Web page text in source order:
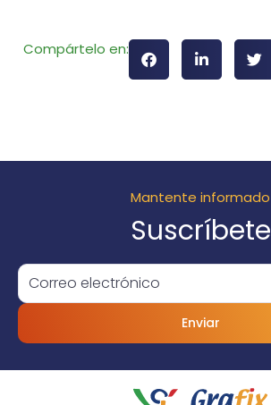
Compártelo en:
Mantente informado
Suscríbete
Enviar